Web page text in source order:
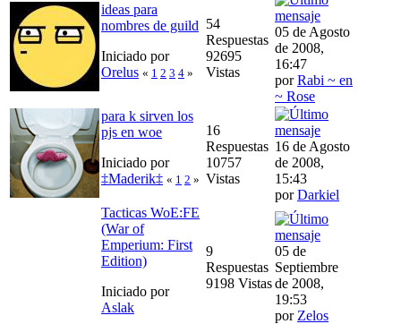
ideas para
nombres de guild
Iniciado por
Orelus « 1 2 3 4 »
54
Respuestas
92695
Vistas
05 de Agosto
de 2008,
16:47
porRabi ~ en
~ Rose
para k sirven los
pjs en woe
Iniciado por
‡Maderik‡ « 1 2 »
16
Respuestas
10757
Vistas
16 de Agosto
de 2008,
15:43
porDarkiel
Tacticas WoE:FE
(War of
Emperium: First
Edition)
Iniciado por
Aslak
9
Respuestas
9198 Vistas
05 de
Septiembre
de 2008,
19:53
por Zelos